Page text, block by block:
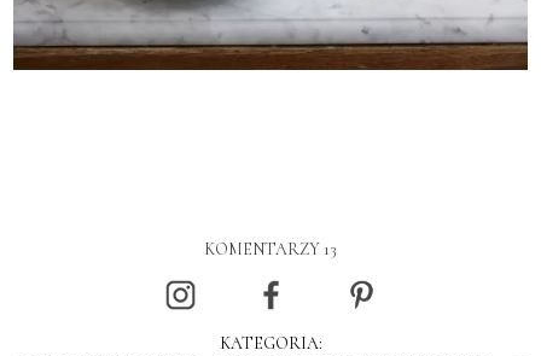
KOMENTARZY 13
KATEGORIA: